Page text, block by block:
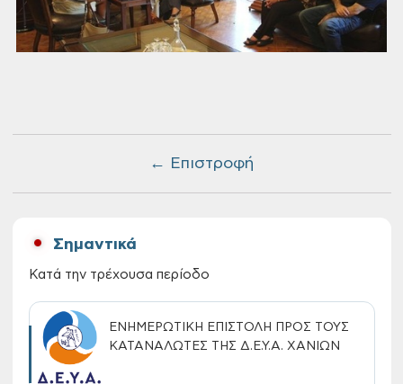
← Επιστροφή
Σημαντικά
Κατά την τρέχουσα περίοδο
ΕΝΗΜΕΡΩΤΙΚΗ ΕΠΙΣΤΟΛΗ ΠΡΟΣ ΤΟΥΣ
ΚΑΤΑΝΑΛΩΤΕΣ ΤΗΣ Δ.Ε.Υ.Α. ΧΑΝΙΩΝ